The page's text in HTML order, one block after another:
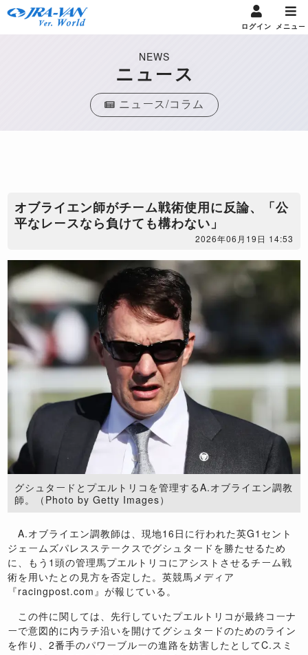
ログイン メニュー
NEWS
ニュース
ニュース/コラム
オブライエン師がチーム戦術使用に反論、「公
平なレースなら負けても構わない」
2026年06月19日 14:53
グシュタードとプエルトリコを管理するA.オブライエン調教
師。（Photo by Getty Images）
A.オブライエン調教師は、現地16日に行われた英G1セント
ジェームズパレスステークスでグシュタードを勝たせるため
に、もう1頭の管理馬プエルトリコにアシストさせるチーム戦
術を用いたとの見方を否定した。英競馬メディア
『racingpost.com』が報じている。
この件に関しては、先行していたプエルトリコが最終コーナ
ーで意図的に内ラチ沿いを開けてグシュタードのためのライン
を作り、2番手のパワーブルーの進路を妨害したとしてC.スミ